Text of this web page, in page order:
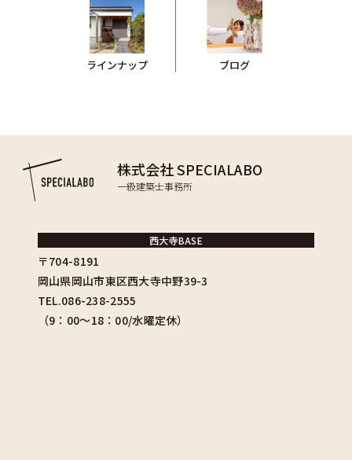
ラインナップ ブログ
株式会社 SPECIALABO
一級建築士事務所
西大寺BASE
〒704-8191
岡山県岡山市東区西大寺中野39-3
TEL.086-238-2555
（9：00〜18：00/水曜定休）